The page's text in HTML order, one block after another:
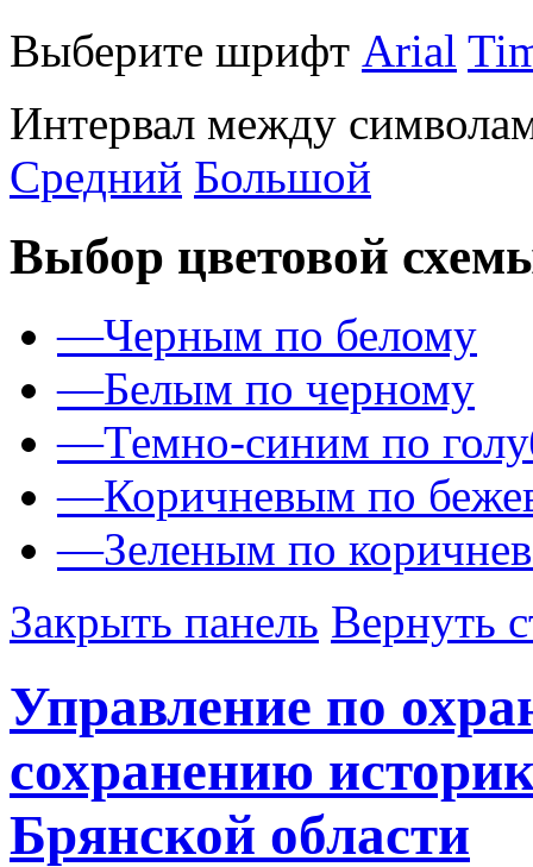
Выберите шрифт Arial
Интервал между
Средний Большой
Выбор цветовой
—Черным по белому
—Белым по черному
—Темно-синим по
—Коричневым по
—Зеленым по
Закрыть панель Вернуть
Управление по
сохранению
Брянской области